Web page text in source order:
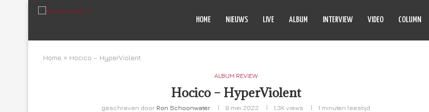
HOME NIEUWS LIVE ALBUM INTERVIEW VIDEO COLUMN
Home » Hocico – HyperViolent
ALBUM REVIEW
Hocico – HyperViolent
geschreven door Ron Schoonwater 9 mei 2022 1,3K views 1 minuten leestijd